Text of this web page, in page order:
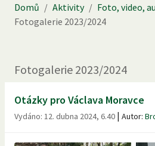
Domů / Aktivity / Foto, video,
Fotogalerie 2023/2024
Fotogalerie 2023/2024
Otázky pro Václava Moravce
Vydáno: 12. dubna 2024, 6.40 | Autor: